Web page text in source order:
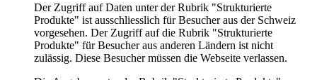
Der Zugriff auf Daten unter der Rubrik "Strukturierte
Produkte" ist ausschliesslich für Besucher aus der Schweiz
vorgesehen. Der Zugriff auf die Rubrik "Strukturierte
Produkte" für Besucher aus anderen Ländern ist nicht
zulässig. Diese Besucher müssen die Webseite verlassen.